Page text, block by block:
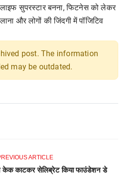
लाइफ सुपरस्टार बनना, फिटनेस को लेकर
और लोगों की जिंदगी में पॉजिटिव
post. The information
may be outdated.
ARTICLE
केक काटकर सेलिब्रेट किया फाउंडेशन डे